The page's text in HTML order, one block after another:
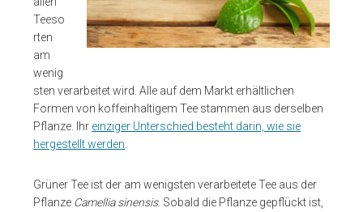
Teeso
rten
am
wenig
sten verarbeitet wird. Alle auf dem Markt erhältlichen
Formen von koffeinhaltigem Tee stammen aus derselben
Pflanze. Ihr einziger Unterschied besteht darin, wie sie
hergestellt werden
Grüner Tee ist der am wenigsten verarbeitete Tee aus der
Pflanze Camellia sinensis. Sobald die Pflanze gepflückt ist,